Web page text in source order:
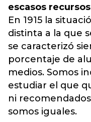
escasos
En 1915 la
distinta a la que
se caracterizó
porcentaje de
medios. Somos
estudiar el que
ni
somos iguales.